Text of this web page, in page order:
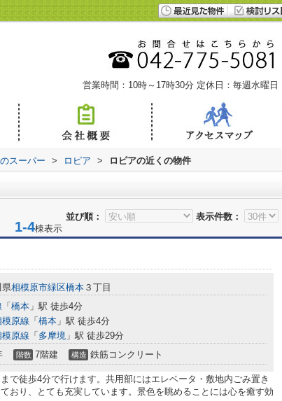
営業時間：10時～17時30分 定休日：毎週水曜日
スーパー > ロピア > ロピアの近くの物件
並び順：
表示件数：
1-4棟表示
県相模原市緑区橋本 ３丁目
「 橋本 」駅 徒歩4分
原線 「 橋本 」駅 徒歩4分
原線 「 多摩境 」駅 徒歩29分
階数 7階建 構造 鉄筋コンクリート
で徒歩4分で行けます。共用部にはエレベータ・敷地内ごみ置き
おり、とても充実しています。景色を眺めることには心を癒す効